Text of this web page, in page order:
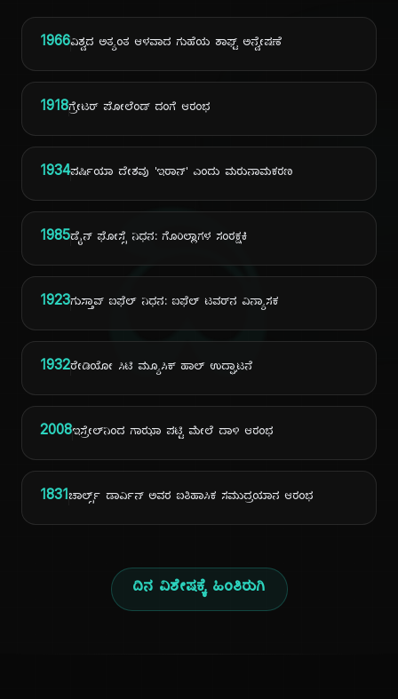
ದಿ
1966ವಿಶ್ವದ ಅತ್ಯಂತ ಆಳವಾದ ಗುಹೆಯ ಶಾಫ್ಟ್ ಅನ್ವೇಷಣೆ
1918ಗ್ರೇಟರ್ ಪೋಲೆಂಡ್ ದಂಗೆ ಆರಂಭ
1934ಪರ್ಷಿಯಾ ದೇಶವು 'ಇರಾನ್' ಎಂದು ಮರುನಾಮಕರಣ
1985ಡೈನ್ ಫೋಸ್ಸೆ ನಿಧನ: ಗೊರಿಲ್ಲಾಗಳ ಸಂರಕ್ಷಕಿ
1923ಗುಸ್ತಾವ್ ಐಫೆಲ್ ನಿಧನ: ಐಫೆಲ್ ಟವರ್‌ನ ವಿನ್ಯಾಸಕ
1932ರೇಡಿಯೋ ಸಿಟಿ ಮ್ಯೂಸಿಕ್ ಹಾಲ್ ಉದ್ಘಾಟನೆ
2008ಇಸ್ರೇಲ್‌ನಿಂದ ಗಾಝಾ ಪಟ್ಟಿ ಮೇಲೆ ದಾಳಿ ಆರಂಭ
1831ಚಾರ್ಲ್ಸ್ ಡಾರ್ವಿನ್ ಅವರ ಐತಿಹಾಸಿಕ ಸಮುದ್ರಯಾನ ಆರಂಭ
ದಿನ ವಿಶೇಷಕ್ಕೆ ಹಿಂತಿರುಗಿ